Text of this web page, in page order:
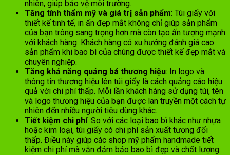
nhiên, giúp bảo vệ môi trường.
Tăng tính thẩm mỹ và giá trị sản phẩm: Túi giấy với
thiết kế tinh tế, in ấn đẹp mắt không chỉ giúp sản phẩm
của bạn trông sang trọng hơn mà còn tạo ấn tượng mạnh
với khách hàng. Khách hàng có xu hướng đánh giá cao
sản phẩm khi bao bì của chúng được thiết kế đẹp mắt và
chuyên nghiệp.
Tăng khả năng quảng bá thương hiệu: In logo và
thông tin thương hiệu lên túi giấy là cách quảng cáo hiệu
quả với chi phí thấp. Mỗi lần khách hàng sử dụng túi, tên
và logo thương hiệu của bạn được lan truyền một cách tự
nhiên đến nhiều người tiêu dùng khác.
Tiết kiệm chi phí: So với các loại bao bì khác như nhựa
hoặc kim loại, túi giấy có chi phí sản xuất tương đối
thấp. Điều này giúp các shop mỹ phẩm handmade tiết
kiệm chi phí mà vẫn đảm bảo bao bì đẹp và chất lượng.